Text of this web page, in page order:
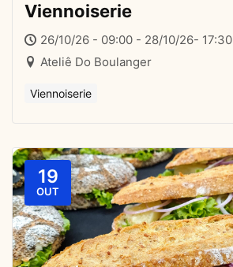
Viennoiserie
26/10/26 - 09:00 - 28/10/26- 17:30
Ateliê Do Boulanger
Viennoiserie
19
OUT